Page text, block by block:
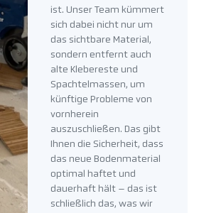
ist. Unser Team kümmert
sich dabei nicht nur um
das sichtbare Material,
sondern entfernt auch
alte Klebereste und
Spachtelmassen, um
künftige Probleme von
vornherein
auszuschließen. Das gibt
Ihnen die Sicherheit, dass
das neue Bodenmaterial
optimal haftet und
dauerhaft hält – das ist
schließlich das, was wir